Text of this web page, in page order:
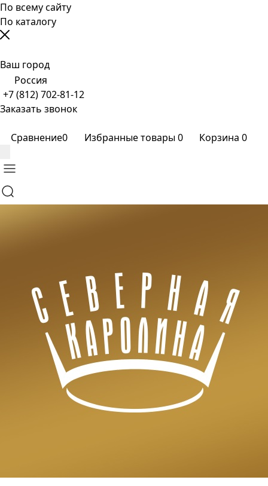
По всему сайту
По каталогу
Ваш город
Россия
+7 (812) 702-81-12
Заказать звонок
Сравнение0 Избранные товары0 Корзина 0